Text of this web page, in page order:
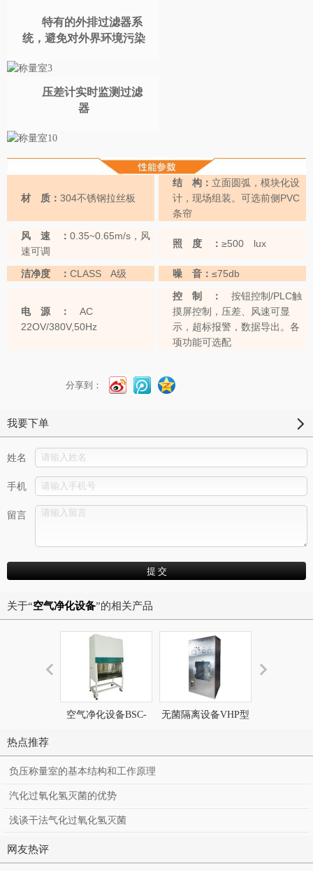
特有的外排过滤器系
统，避免对外界环境污染
压差计实时监测过滤
器
材 质： 304不锈钢拉丝板
结 构： 立面圆弧，模块化设
计，现场组装。可选前侧PVC
条帘
风 速 ： 0.35~0.65m/s，风
速可调
照 度 ： ≥500 lux
洁净度 ： CLASS A级 噪 音： ≤75db
电 源 ：
AC
22OV/380V,50Hz
控 制 ：
按钮控制/PLC触
摸屏控制，压差、风速可显
示，超标报警，数据导出。各
项功能可选配
分享到：
我要下单
姓名
手机
留言
关于“空气净化设备”的相关产品
空气净化设备BSC- 无菌隔离设备VHP型
热点推荐
负压称量室的基本结构和工作原理
汽化过氧化氢灭菌的优势
浅谈干法气化过氧化氢灭菌
网友热评